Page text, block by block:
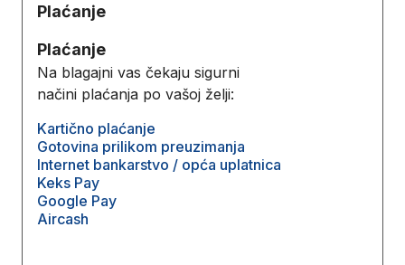
Plaćanje
Plaćanje
Na blagajni vas čekaju sigurni
načini plaćanja po vašoj želji:
Kartično plaćanje
Gotovina prilikom preuzimanja
Internet bankarstvo / opća uplatnica
Keks Pay
Google Pay
Aircash